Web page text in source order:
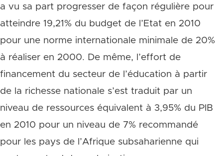
a vu sa part progresser de façon régulière pour
atteindre 19,21% du budget de l’Etat en 2010
pour une norme internationale minimale de 20%
à réaliser en 2000. De même, l’effort de
financement du secteur de l’éducation à partir
de la richesse nationale s’est traduit par un
niveau de ressources équivalent à 3,95% du PIB
en 2010 pour un niveau de 7% recommandé
pour les pays de l’Afrique subsaharienne qui